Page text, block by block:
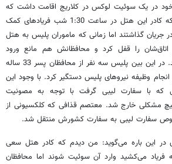
خود در یک سوئیت لوکس در کلاریج اقامت داشت که
این حادثه رخ داد.پس از آنکه کادر این هتل در ساعت 1:30 شب فریادهای کمک
جریان گذاشتند اما زمانی که ماموران پلیس به هتل
را قفل کرد و محافظانش هم مانع ورود
ماموران پلیس به اتاق شدند. در این بین پلیس سه نفر از محافظان پسر 33 ساله
وظیفه نیروهای پلیس دستگیر کرد. با وجود این
که با سفارت لیبی گرفت با توجه به مصونیت
مشکلی خارج شد. معتصم قذافی که کلکسیونی از
سفارت لیبی به سفارت کشورش منتقل شد.
در این باره می‌گوید: من دیدم که کادر هتل سعی
فریاد می‌کشید وارد آن سوئیت شوند اما محافظان